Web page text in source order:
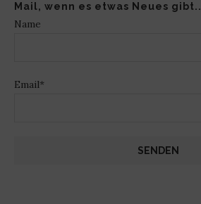
Mail, wenn es etwas Neues gibt..
Name
Email*